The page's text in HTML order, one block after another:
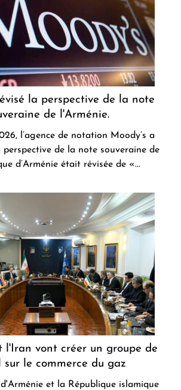
la perspective de la note
de l'Arménie.
l’agence de notation Moody’s a
perspective de la note souveraine de
d’Arménie était révisée de «...
l'Iran vont créer un groupe de
le commerce du gaz
et la République islamique